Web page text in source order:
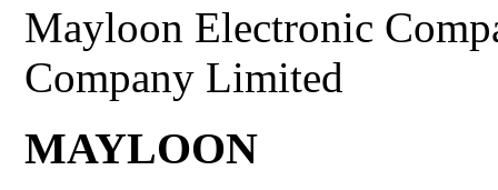
Mayloon Electronic
Company Limited
MAYLOON